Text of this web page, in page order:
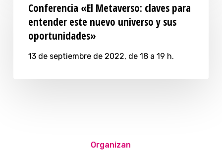
Conferencia «El Metaverso: claves para
entender este nuevo universo y sus
oportunidades»
13 de septiembre de 2022, de 18 a 19 h.
Organizan